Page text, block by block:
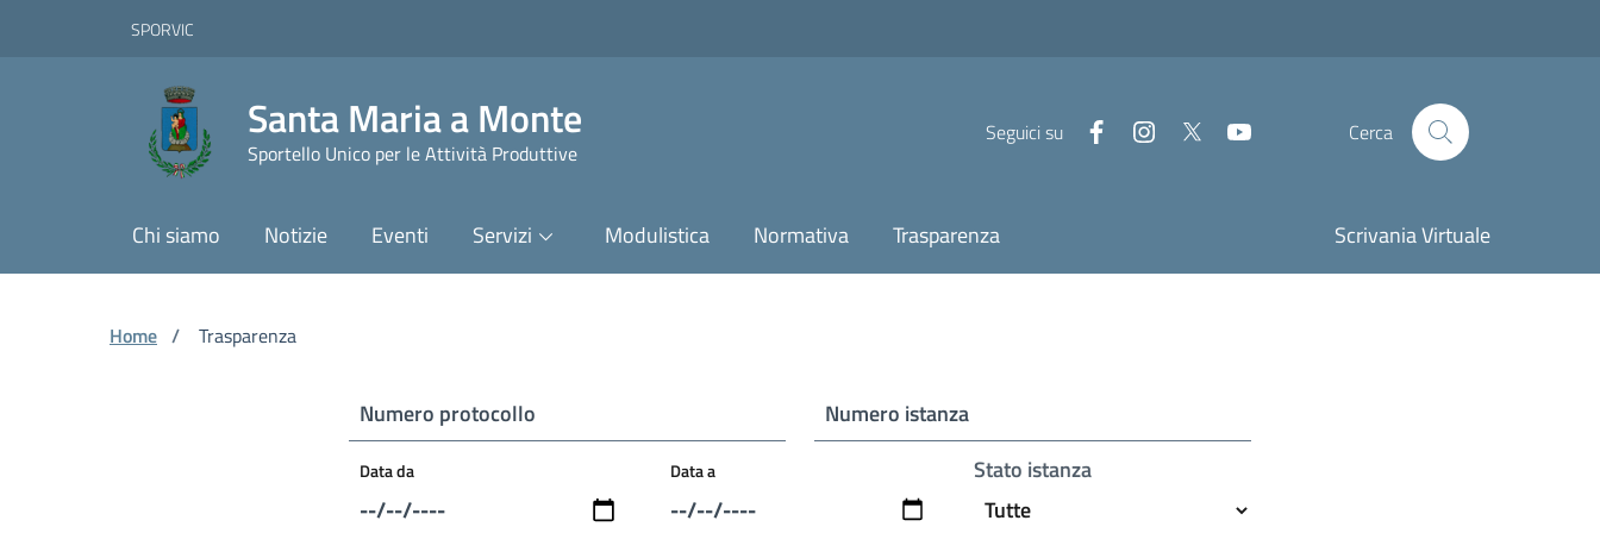
Skip to Main Content
SPORVIC
Santa Maria a Monte
Sportello Unico per le Attività Produttive
Seguici su FacebookInstagram
Twitter Cerca
Chi siamo Notizie Eventi Servizi Modulistica Normativa Trasparenza Scrivania Virtuale
Home / Trasparenza
Numero protocollo Numero istanza
Data da Data a Stato istanza